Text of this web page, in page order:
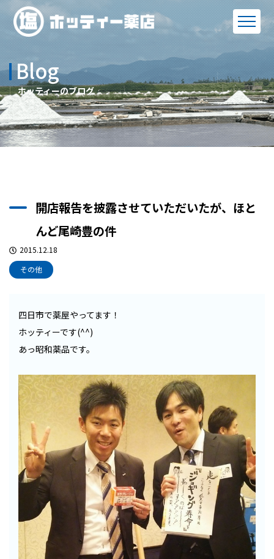
Blog
ホッティーのブログ
開店報告を披露させていただいたが、ほと
んど尾崎豊の件
2015.12.18
その他
四日市で薬屋やってます！
ホッティーです(^^)
あっ昭和薬品です。